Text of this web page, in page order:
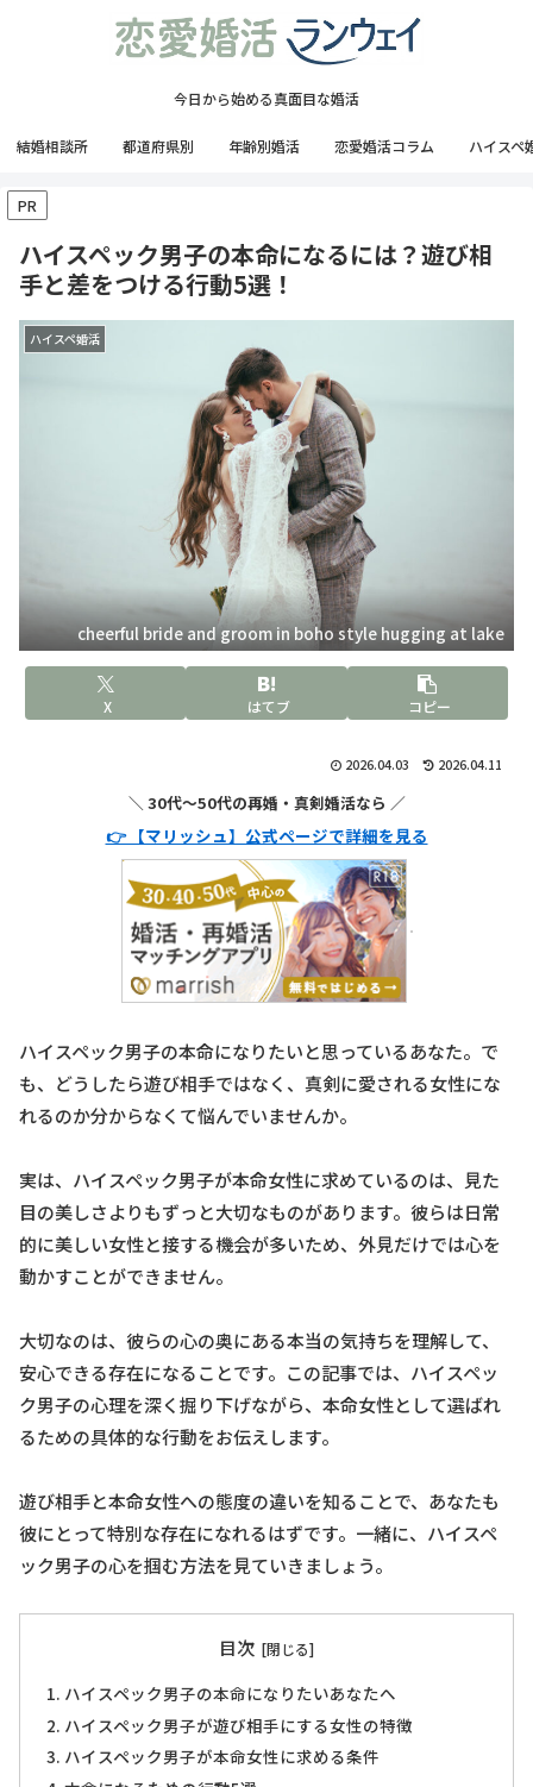
今日から始める真面目な婚活
結婚相談所 都道府県別 年齢別婚活 恋愛婚活コラム ハイスペ
PR
ハイスペック男子の本命になるには？遊び相
手と差をつける行動5選！
ハイスペ婚活
cheerful bride and groom in boho style hugging at lake
X はてブ コピー
2026.04.03 2026.04.11
＼ 30代〜50代の再婚・真剣婚活なら ／
👉 【マリッシュ】公式ページで詳細を見る
ハイスペック男子の本命になりたいと思っているあなた。で
も、どうしたら遊び相手ではなく、真剣に愛される女性にな
れるのか分からなくて悩んでいませんか。
実は、ハイスペック男子が本命女性に求めているのは、見た
目の美しさよりもずっと大切なものがあります。彼らは日常
的に美しい女性と接する機会が多いため、外見だけでは心を
動かすことができません。
大切なのは、彼らの心の奥にある本当の気持ちを理解して、
安心できる存在になることです。この記事では、ハイスペッ
ク男子の心理を深く掘り下げながら、本命女性として選ばれ
るための具体的な行動をお伝えします。
遊び相手と本命女性への態度の違いを知ることで、あなたも
彼にとって特別な存在になれるはずです。一緒に、ハイスペ
ック男子の心を掴む方法を見ていきましょう。
目次
ハイスペック男子の本命になりたいあなたへ
ハイスペック男子が遊び相手にする女性の特徴
ハイスペック男子が本命女性に求める条件